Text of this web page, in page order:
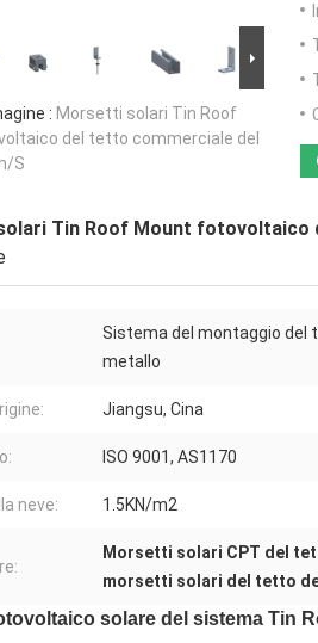
: Morsetti solari Tin Roof
del tetto commerciale del
S
Tin Roof Mount fotovoltaico
Sistema del montaggio del
metallo
Jiangsu, Cina
ISO 9001, AS1170
neve: 1.5KN/m2
Morsetti solari CPT del
morsetti solari del tetto
solare del sistema Tin